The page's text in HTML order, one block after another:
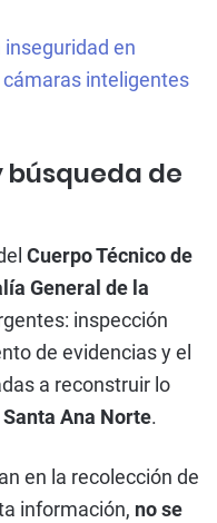
inseguridad en
inteligentes
búsqueda de
Cuerpo Técnico de
General de la
inspección
de evidencias y el
a reconstruir lo
Santa Ana Norte.
en la recolección de
información, no se